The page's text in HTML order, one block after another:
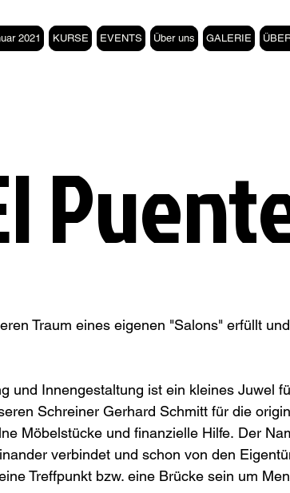
2021 KURSE EVENTS Über uns GALERIE
Traum eines eigenen "Salons" erfüllt
und Innengestaltung ist ein kleines Juwel
Schreiner Gerhard Schmitt für die
Möbelstücke und finanzielle Hilfe. Der
verbindet und schon von den
Treffpunkt bzw. eine Brücke sein um